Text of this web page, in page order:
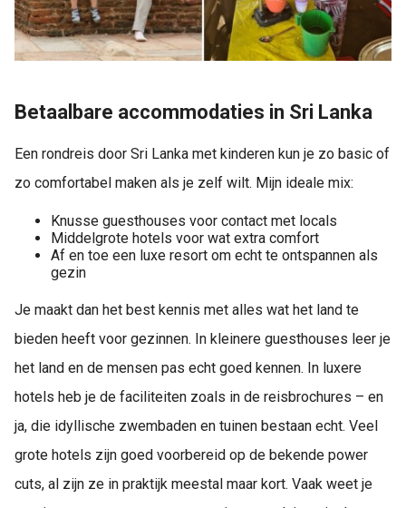
Betaalbare accommodaties in Sri Lanka
Een rondreis door Sri Lanka met kinderen kun je zo basic of
zo comfortabel maken als je zelf wilt. Mijn ideale mix:
Knusse guesthouses voor contact met locals
Middelgrote hotels voor wat extra comfort
Af en toe een luxe resort om echt te ontspannen als
gezin
Je maakt dan het best kennis met alles wat het land te
bieden heeft voor gezinnen. In kleinere guesthouses leer je
het land en de mensen pas echt goed kennen. In luxere
hotels heb je de faciliteiten zoals in de reisbrochures – en
ja, die idyllische zwembaden en tuinen bestaan echt. Veel
grote hotels zijn goed voorbereid op de bekende power
cuts, al zijn ze in praktijk meestal maar kort. Vaak weet je